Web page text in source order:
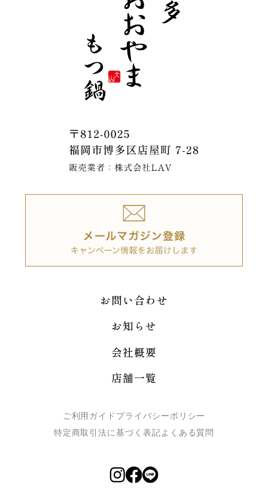
お問い合わせ
お知らせ
会社概要
店舗一覧
ご利用ガイド プライバシーポリシー
特定商取引法に基づく表記よくある質問